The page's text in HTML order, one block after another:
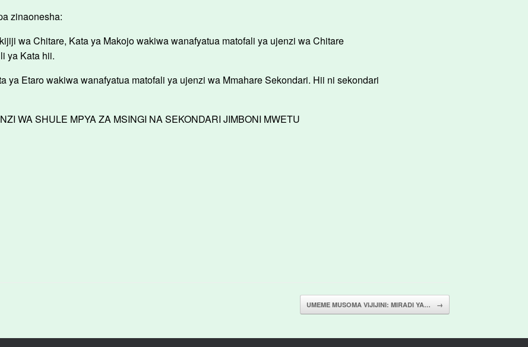
zinaonesha:
wa Chitare, Kata ya Makojo wakiwa wanafyatua matofali ya ujenzi wa Chitare
ya Kata hii.
ya Etaro wakiwa wanafyatua matofali ya ujenzi wa Mmahare Sekondari. Hii ni sekondari
WA SHULE MPYA ZA MSINGI NA SEKONDARI JIMBONI MWETU
UMEME MUSOMA VIJIJINI: MIRADI YA… →